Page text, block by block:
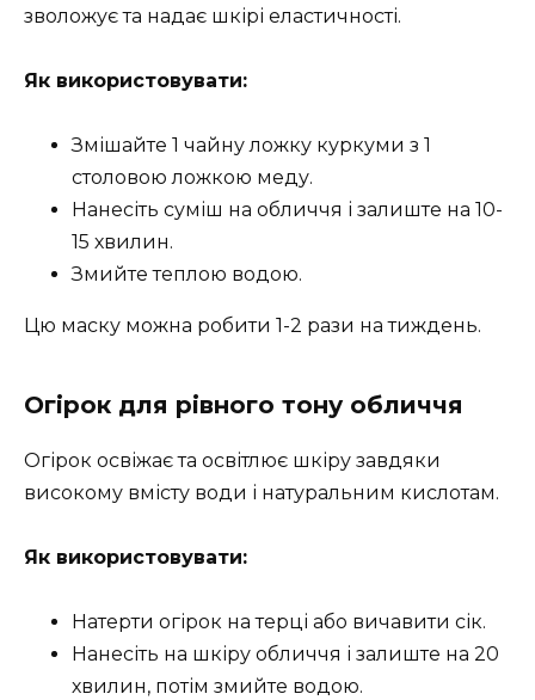
зволожує та надає шкірі еластичності.
Як використовувати:
Змішайте 1 чайну ложку куркуми з 1
столовою ложкою меду.
Нанесіть суміш на обличчя і залиште на 10-
15 хвилин.
Змийте теплою водою.
Цю маску можна робити 1-2 рази на тиждень.
Огірок для рівного тону обличчя
Огірок освіжає та освітлює шкіру завдяки
високому вмісту води і натуральним кислотам.
Як використовувати:
Натерти огірок на терці або вичавити сік.
Нанесіть на шкіру обличчя і залиште на 20
хвилин, потім змийте водою.